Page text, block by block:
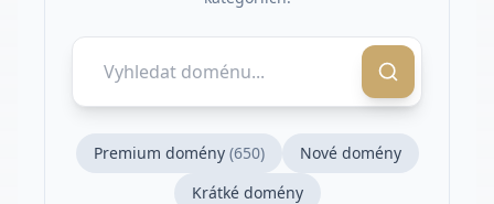
Premium domény (650)
Nové domény
Krátké domény